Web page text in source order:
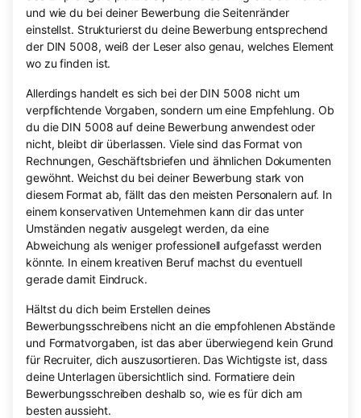
und wie du bei deiner Bewerbung die Seitenränder
einstellst. Strukturierst du deine Bewerbung entsprechend
der DIN 5008, weiß der Leser also genau, welches Element
wo zu finden ist.
Allerdings handelt es sich bei der DIN 5008 nicht um
verpflichtende Vorgaben, sondern um eine Empfehlung. Ob
du die DIN 5008 auf deine Bewerbung anwendest oder
nicht, bleibt dir überlassen. Viele sind das Format von
Rechnungen, Geschäftsbriefen und ähnlichen Dokumenten
gewöhnt. Weichst du bei deiner Bewerbung stark von
diesem Format ab, fällt das den meisten Personalern auf. In
einem konservativen Unternehmen kann dir das unter
Umständen negativ ausgelegt werden, da eine
Abweichung als weniger professionell aufgefasst werden
könnte. In einem kreativen Beruf machst du eventuell
gerade damit Eindruck.
Hältst du dich beim Erstellen deines
Bewerbungsschreibens nicht an die empfohlenen Abstände
und Formatvorgaben, ist das aber überwiegend kein Grund
für Recruiter, dich auszusortieren. Das Wichtigste ist, dass
deine Unterlagen übersichtlich sind. Formatiere dein
Bewerbungsschreiben deshalb so, wie es für dich am
besten aussieht.